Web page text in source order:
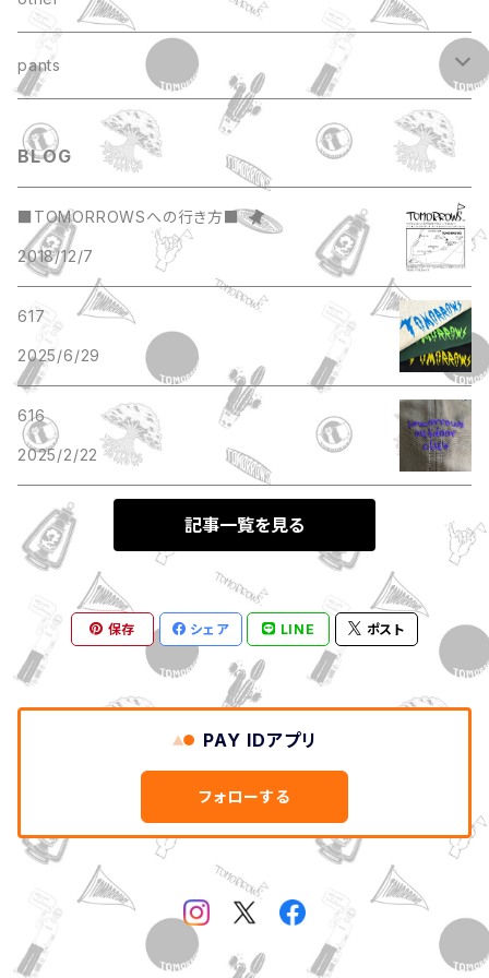
pants
short pants
BLOG
■TOMORROWSへの行き方■
2018/12/7
617
2025/6/29
616
2025/2/22
記事一覧を見る
保存 シェア LINE ポスト
PAY IDアプリ
フォローする